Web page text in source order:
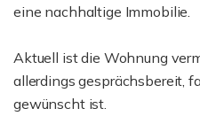
eine nachhaltige Immobilie.
Aktuell ist die Wohnung
allerdings gesprächsbereit,
gewünscht ist.